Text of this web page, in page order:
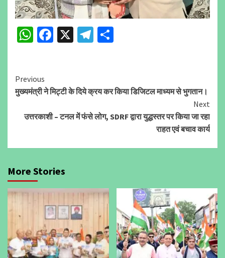
WhatsApp
Facebook
X Telegram
Continue
Reading
Previous
मुख्यमंत्री ने मिट्टी के दिये क्रय कर किया डिजिटल माध्यम से भुगतान।
Next
उत्तरकाशी – टनल में फंसे लोग, SDRF द्वारा युद्धस्तर पर किया जा रहा
राहत एवं बचाव कार्य
More Stories